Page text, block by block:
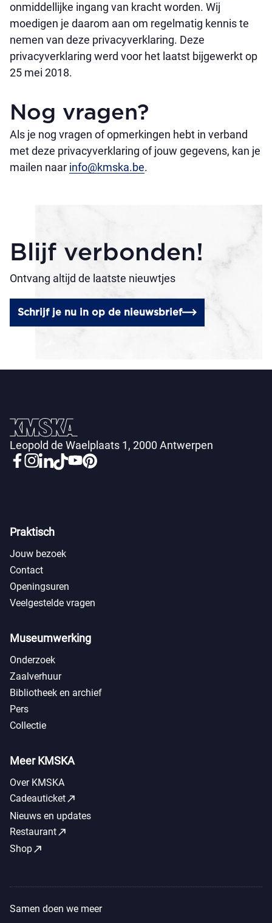
onmiddellijke ingang van kracht worden. Wij
moedigen je daarom aan om regelmatig kennis te
nemen van deze privacyverklaring. Deze
privacyverklaring werd voor het laatst bijgewerkt op
25 mei 2018.
Nog vragen?
Als je nog vragen of opmerkingen hebt in verband
met deze privacyverklaring of jouw gegevens, kan je
mailen naar info@kmska.be.
Blijf verbonden!
Ontvang altijd de laatste nieuwtjes
Schrijf je nu in op de nieuwsbrief
Leopold de Waelplaats 1, 2000 Antwerpen
Praktisch
Jouw bezoek
Contact
Openingsuren
Veelgestelde vragen
Museumwerking
Onderzoek
Zaalverhuur
Bibliotheek en archief
Pers
Collectie
Meer KMSKA
Over KMSKA
Cadeauticketcall_made
Nieuws en updates
Restaurantcall_made
Shopcall_made
Samen doen we meer